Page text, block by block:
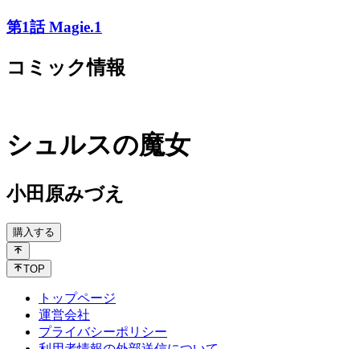
第1話 Magie.1
コミック情報
シュルスの魔女
小田原みづえ
購入する
TOP
トップページ
運営会社
プライバシーポリシー